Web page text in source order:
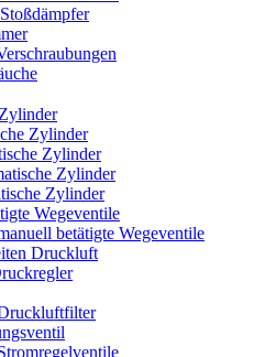
Zylinder
Zylinder
Zylinder
Zylinder
Wegeventile
betätigte Wegeventile
Druckluft